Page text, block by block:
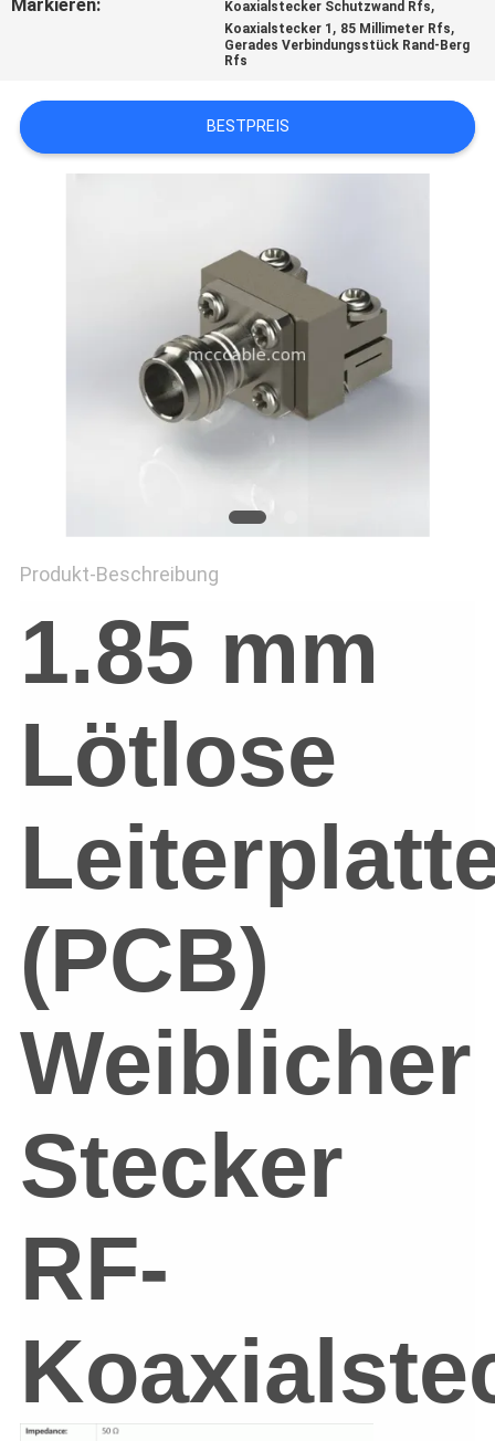
ANGEBOT
SITEMAP
DATENSCHUTZRICHTLINIE
Markieren: Koaxialstecker Schutzwand Rfs,
Koaxialstecker 1 , 85 Millimeter Rfs,
Gerades Verbindungsstück Rand-Berg
Rfs
BESTPREIS
Produkt-Beschreibung
1.85 mm
Lötlose
(PCB)
Weiblicher
Stecker
RF-